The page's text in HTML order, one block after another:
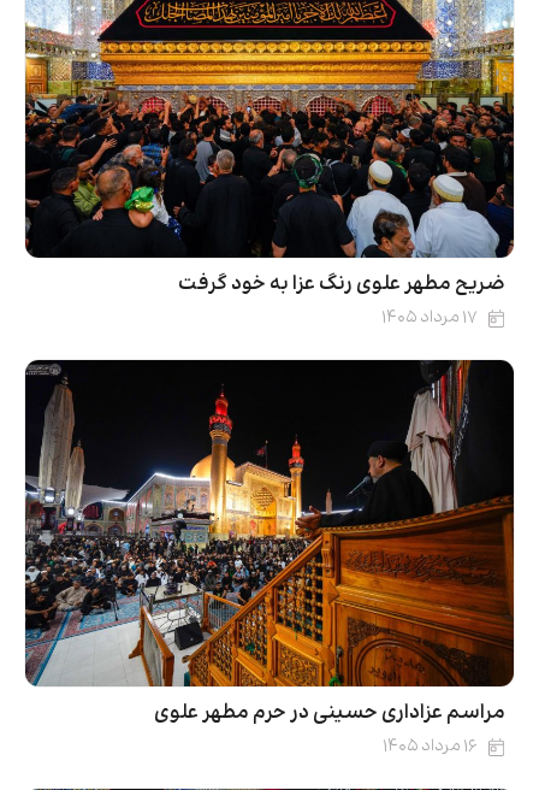
ضریح مطهر علوی رنگ عزا به خود گرفت
۱۷ مرداد ۱۴۰۵
مراسم عزاداری حسینی در حرم مطهر علوی
۱۶ مرداد ۱۴۰۵